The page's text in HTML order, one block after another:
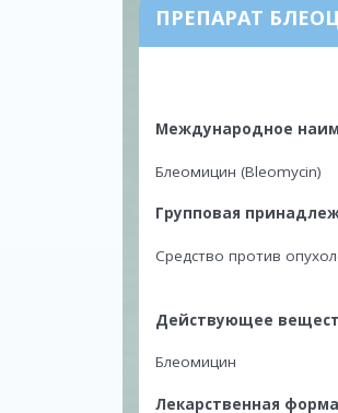
ПРЕПАРАТ
Международное
Блеомицин (Bleomycin)
Групповая
Средство против
Действующее
Блеомицин
Лекарственная форма